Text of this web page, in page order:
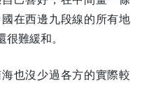
在西邊九段線的所有地
難緩和。
也沒少過各方的實際較